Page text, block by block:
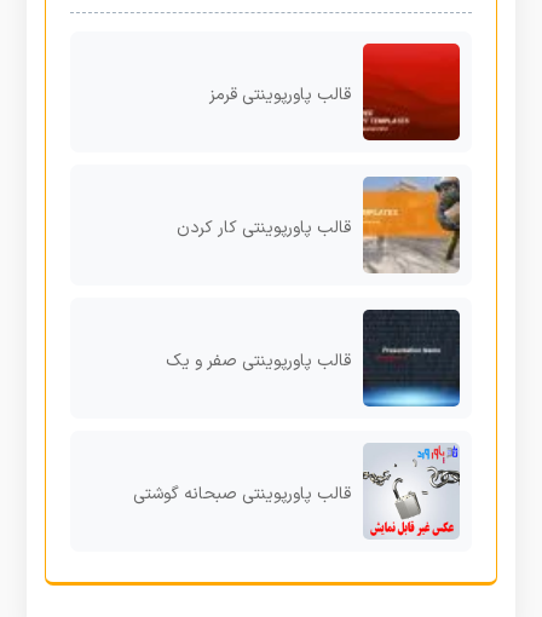
قالب پاورپوینتی قرمز
قالب پاورپوینتی کار کردن
قالب پاورپوینتی صفر و یک
قالب پاورپوینتی صبحانه گوشتی